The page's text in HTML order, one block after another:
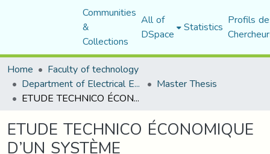
Communities
&
Collections
All of
DSpace Statistics Profils
Home
Faculty of technology
Department of Electrical Engineering Master Thesis
ETUDE TECHNICO ÉCONOMIQUE D’UN SYSTÈME PHOTOVOLTAIQUE EN SITE ISOLE PAR PVSYST
ETUDE TECHNICO ÉCONOMIQUE